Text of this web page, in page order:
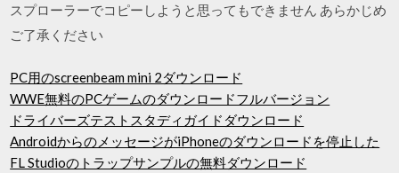
スプローラーでコピーしようと思ってもできません あらかじめ
ご了承ください
PC用のscreenbeam mini 2ダウンロード
WWE無料のPCゲームのダウンロードフルバージョン
ドライバーズテストスタディガイドダウンロード
AndroidからのメッセージがiPhoneのダウンロードを停止した
FL Studioのトラップサンプルの無料ダウンロード